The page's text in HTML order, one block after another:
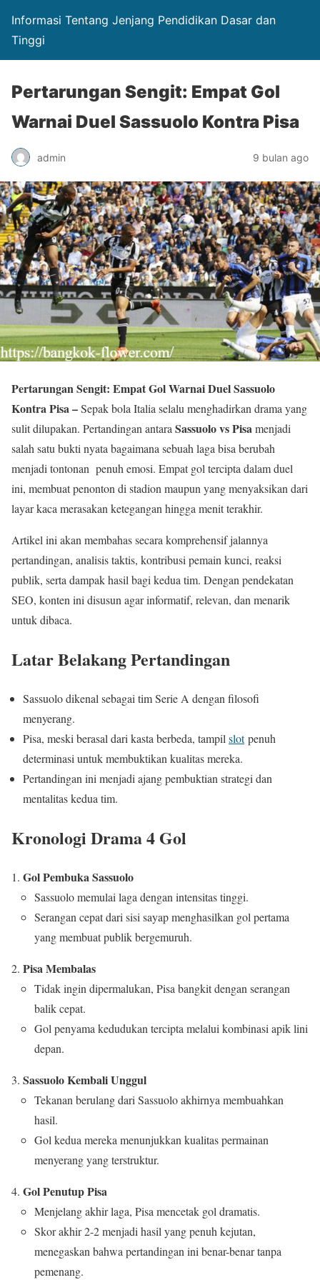
Informasi Tentang Jenjang Pendidikan Dasar dan
Tinggi
Pertarungan Sengit: Empat Gol
Warnai Duel Sassuolo Kontra Pisa
admin 9 bulan ago
Pertarungan Sengit: Empat Gol Warnai Duel Sassuolo
Kontra Pisa –Sepak bola Italia selalu menghadirkan drama yang
sulit dilupakan. Pertandingan antara Sassuolo vs Pisamenjadi
salah satu bukti nyata bagaimana sebuah laga bisa berubah
menjadi tontonan penuh emosi. Empat gol tercipta dalam duel
ini, membuat penonton di stadion maupun yang menyaksikan dari
layar kaca merasakan ketegangan hingga menit terakhir.
Artikel ini akan membahas secara komprehensif jalannya
pertandingan, analisis taktis, kontribusi pemain kunci, reaksi
publik, serta dampak hasil bagi kedua tim. Dengan pendekatan
SEO, konten ini disusun agar informatif, relevan, dan menarik
untuk dibaca.
Latar Belakang Pertandingan
Sassuolo dikenal sebagai tim Serie A dengan filosofi
menyerang.
Pisa, meski berasal dari kasta berbeda, tampil slotpenuh
determinasi untuk membuktikan kualitas mereka.
Pertandingan ini menjadi ajang pembuktian strategi dan
mentalitas kedua tim.
Kronologi Drama 4 Gol
Gol Pembuka Sassuolo
Sassuolo memulai laga dengan intensitas tinggi.
Serangan cepat dari sisi sayap menghasilkan gol pertama
yang membuat publik bergemuruh.
Pisa Membalas
Tidak ingin dipermalukan, Pisa bangkit dengan serangan
balik cepat.
Gol penyama kedudukan tercipta melalui kombinasi apik lini
depan.
Sassuolo Kembali Unggul
Tekanan berulang dari Sassuolo akhirnya membuahkan
hasil.
Gol kedua mereka menunjukkan kualitas permainan
menyerang yang terstruktur.
Gol Penutup Pisa
Menjelang akhir laga, Pisa mencetak gol dramatis.
Skor akhir 2-2 menjadi hasil yang penuh kejutan,
menegaskan bahwa pertandingan ini benar-benar tanpa
pemenang.